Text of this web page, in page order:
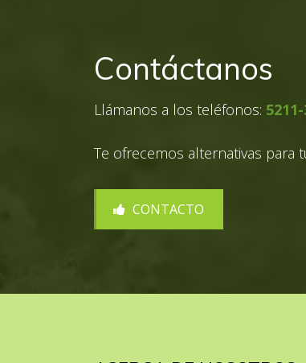
Contáctanos
Llámanos a los teléfonos:
Te ofrecemos alternativas para
CONTACTO